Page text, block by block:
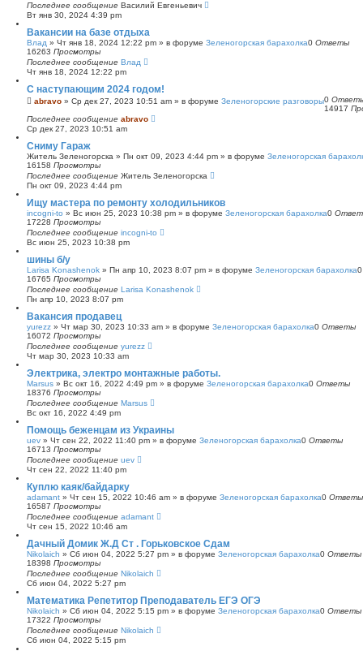
Последнее сообщение Василий Евгеньевич
Вт янв 30, 2024 4:39 pm
Вакансии на базе отдыха
Влад » Чт янв 18, 2024 12:22 pm » в форуме Зеленогорская барахолка0 Ответы
16263 Просмотры
Последнее сообщение Влад
Чт янв 18, 2024 12:22 pm
С наступающим 2024 годом!
abravo » Ср дек 27, 2023 10:51 am » в форуме Зеленогорские разговоры0
14917
Последнее сообщение abravo
Ср дек 27, 2023 10:51 am
Сниму Гараж
Житель Зеленогорска » Пн окт 09, 2023 4:44 pm » в форуме Зеленогорская
16158 Просмотры
Последнее сообщение Житель Зеленогорска
Пн окт 09, 2023 4:44 pm
Ищу мастера по ремонту холодильников
incogni-to » Вс июн 25, 2023 10:38 pm » в форуме Зеленогорская барахолка0
17228 Просмотры
Последнее сообщение incogni-to
Вс июн 25, 2023 10:38 pm
шины б/у
Larisa Konashenok » Пн апр 10, 2023 8:07 pm » в форуме Зеленогорская барахолка
16765 Просмотры
Последнее сообщение Larisa Konashenok
Пн апр 10, 2023 8:07 pm
Вакансия продавец
yurezz » Чт мар 30, 2023 10:33 am » в форуме Зеленогорская барахолка0 Ответы
16072 Просмотры
Последнее сообщение yurezz
Чт мар 30, 2023 10:33 am
Электрика, электро монтажные работы.
Marsus » Вс окт 16, 2022 4:49 pm » в форуме Зеленогорская барахолка0 Ответы
18376 Просмотры
Последнее сообщение Marsus
Вс окт 16, 2022 4:49 pm
Помощь беженцам из Украины
uev » Чт сен 22, 2022 11:40 pm » в форуме Зеленогорская барахолка0 Ответы
16713 Просмотры
Последнее сообщение uev
Чт сен 22, 2022 11:40 pm
Куплю каяк/байдарку
adamant » Чт сен 15, 2022 10:46 am » в форуме Зеленогорская барахолка0 Ответы
16587 Просмотры
Последнее сообщение adamant
Чт сен 15, 2022 10:46 am
Дачный Домик Ж.Д Ст . Горьковское Сдам
Nikolaich » Сб июн 04, 2022 5:27 pm » в форуме Зеленогорская барахолка0 Ответы
18398 Просмотры
Последнее сообщение Nikolaich
Сб июн 04, 2022 5:27 pm
Математика Репетитор Преподаватель ЕГЭ ОГЭ
Nikolaich » Сб июн 04, 2022 5:15 pm » в форуме Зеленогорская барахолка0 Ответы
17322 Просмотры
Последнее сообщение Nikolaich
Сб июн 04, 2022 5:15 pm